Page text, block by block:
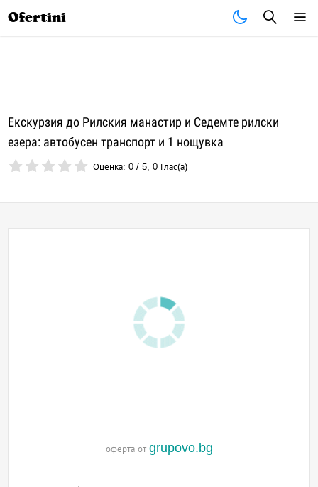
Ofertini
Екскурзия до Рилския манастир и Седемте рилски
езера: автобусен транспорт и 1 нощувка
Оценка:0 /5,0 Глас(а)
оферта от grupovo.bg